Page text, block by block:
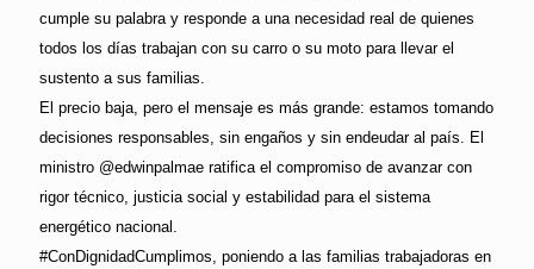
cumple su palabra y responde a una necesidad real de quienes
todos los días trabajan con su carro o su moto para llevar el
sustento a sus familias.
El precio baja, pero el mensaje es más grande: estamos tomando
decisiones responsables, sin engaños y sin endeudar al país. El
ministro @edwinpalmae ratifica el compromiso de avanzar con
rigor técnico, justicia social y estabilidad para el sistema
energético nacional.
#ConDignidadCumplimos, poniendo a las familias trabajadoras en